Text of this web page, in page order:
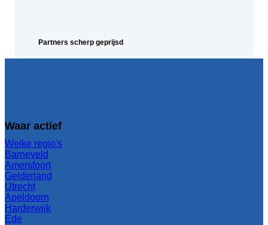
Partners scherp geprijsd
Waar actief
Welke regio's
Barneveld
Amersfoort
Gelderland
Utrecht
Apeldoorn
Harderwijk
Ede